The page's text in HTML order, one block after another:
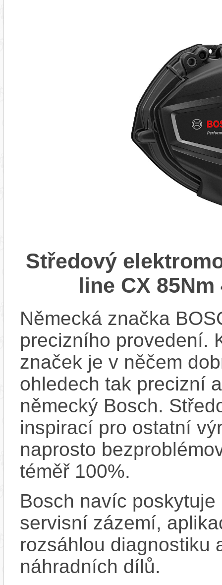
Středový
line CX
Německá značka
precizního provedení.
značek je v něčem
ohledech tak precizní
německý Bosch.
inspirací pro ostatní
naprosto
téměř 100%.
Bosch navíc
servisní zázemí,
rozsáhlou diagnostiku
náhradních dílů.